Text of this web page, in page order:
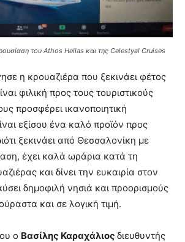
του Athos Hellas και της Celestyal Cruises
η κρουαζιέρα που ξεκινάει φέτος
φιλική προς τους τουριστικούς
προσφέρει ικανοποιητική
εξίσου ένα καλό προϊόν προς
ξεκινάει από Θεσσαλονίκη με
έχει καλά ωράρια κατά τη
και δίνει την ευκαιρία στον
δημοφιλή νησιά και προορισμούς
και σε λογική τιμή.
ο Βασίλης Καραχάλιος διευθυντής